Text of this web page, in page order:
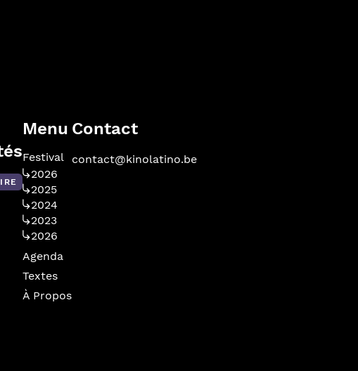
Menu
Festival
2026
2025
2024
2023
2026
Agenda
Textes
À Propos
Contact
contact@kinolatino.be